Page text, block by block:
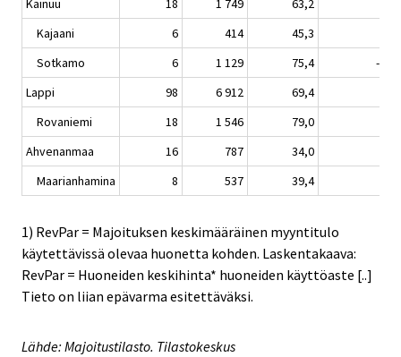
Kainuu 18 1 749 63,2
Kajaani
6 414 45,3
Sotkamo
6 1 129 75,4
-3,3
Lappi
98 6 912 69,4
Rovaniemi
18 1 546 79,0
Ahvenanmaa
16 787 34,0
Maarianhamina
8 537 39,4
1) RevPar = Majoituksen keskimääräinen myyntitulo
käytettävissä olevaa huonetta kohden. Laskentakaava:
RevPar = Huoneiden keskihinta* huoneiden käyttöaste [..]
Tieto on liian epävarma esitettäväksi.
Lähde: Majoitustilasto. Tilastokeskus